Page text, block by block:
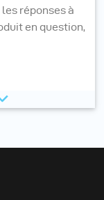
réponses à
en question,
120 mm